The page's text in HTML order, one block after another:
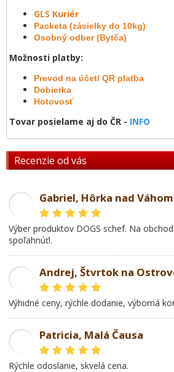
GLS Kuriér
Packeta (zásielky do 10kg)
Osobný odber (Bytča)
Možnosti platby:
Prevod na účet/ QR platba
Dobierka
Hotovosť
Tovar posielame aj do ČR - INFO
Recenzie od vás
Gabriel, Hôrka nad Váhom
Výber produktov DOGS schef. Na obchod ktorý sa môžem
spoľahnúť!.
Andrej, Štvrtok na
Výhidné ceny, rýchle dodanie, výborná
Patricia, Malá Čausa
rýchle odoslanie, skvelá cena.